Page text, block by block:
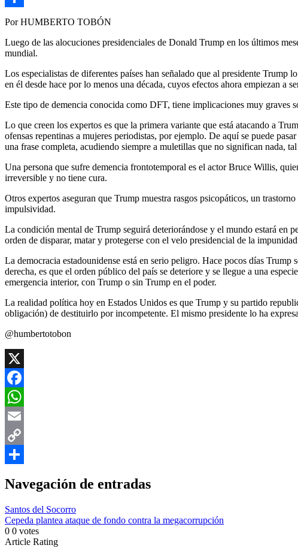
Link
Compartir
Por HUMBERTO TOBÓN
Luego de las alocuciones presidenciales de Donald Trump en los últimos
mundial.
Los especialistas de diferentes países han señalado que al presidente
en él desde hace por lo menos una década, cuyos efectos ahora empiezan a
Este tipo de demencia conocida como DFT, tiene implicaciones muy graves
Lo que creen los expertos es que la primera variante que está atacando a
ofensas repentinas a mujeres periodistas, por ejemplo. De aquí se puede
una frase completa, acudiendo siempre a muletillas que no significan nada,
Una persona que sufre demencia frontotemporal es el actor Bruce Willis,
irreversible y no tiene cura.
Otros expertos aseguran que Trump muestra rasgos psicopáticos, un
impulsividad.
La condición mental de Trump seguirá deteriorándose y el mundo estará en
orden de disparar, matar y protegerse con el velo presidencial de la
La democracia estadounidense está en serio peligro. Hace pocos días Trump
derecha, es que el orden público del país se deteriore y se llegue a una
emergencia interior, con Trump o sin Trump en el poder.
La realidad política hoy en Estados Unidos es que Trump y su partido
obligación) de destituirlo por incompetente. El mismo presidente lo ha
@humbertotobon
X
Facebook
WhatsApp
Email
Copy
Navegación de entradas
Santos del Socorro
Cepeda plantea ataque de fondo contra la megacorrupción
0 0 votes
Article Rating